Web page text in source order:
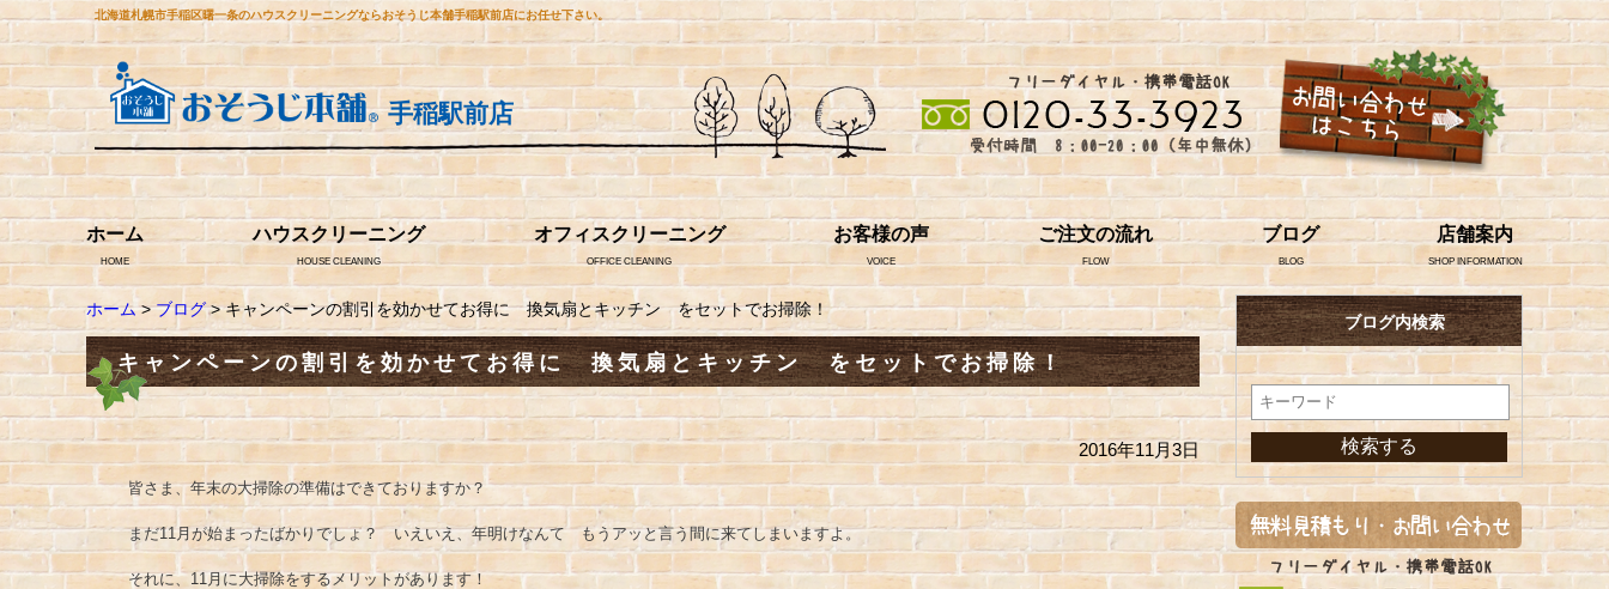
北海道札幌市手稲区曙一条のハウスクリーニングならおそうじ本舗手稲駅前店にお任せ下さい。
手稲駅前店
ホーム
HOME
ハウスクリーニング
HOUSE CLEANING
オフィスクリーニング
OFFICE CLEANING
お客様の声
VOICE
ご注文の流れ
FLOW
ブログ
BLOG
店舗案内
SHOP INFORMATION
ホーム>ブログ> キャンペーンの割引を効かせてお得に 換気扇とキッチン をセットでお掃除！
キャンペーンの割引を効かせてお得に 換気扇とキッチン をセットでお掃除！
2016年11月3日
皆さま、年末の大掃除の準備はできておりますか？
まだ11月が始まったばかりでしょ？ いえいえ、年明けなんて もうアッと言う間に来てしまいますよ。
それに、11月に大掃除をするメリットがあります！
ブログ内検索